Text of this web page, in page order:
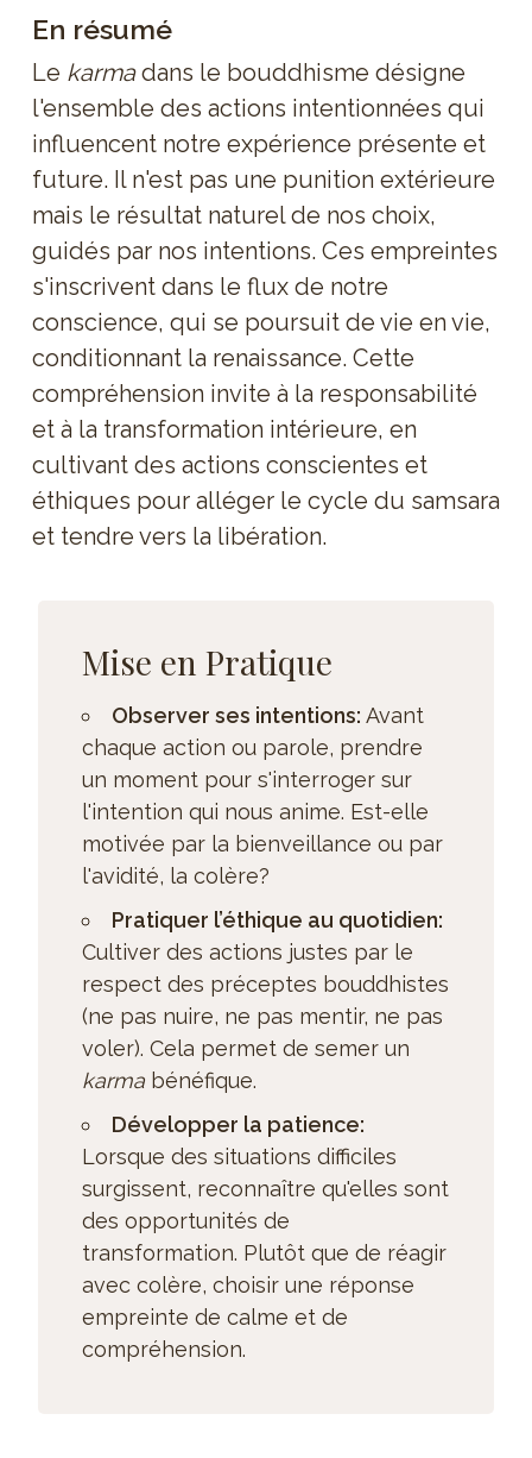
En résumé
Le karmadans le bouddhisme désigne
l'ensemble des actions intentionnées qui
influencent notre expérience présente et
future. Il n'est pas une punition extérieure
mais le résultat naturel de nos choix,
guidés par nos intentions. Ces empreintes
s'inscrivent dans le flux de notre
conscience, qui se poursuit de vie en vie,
conditionnant la renaissance. Cette
compréhension invite à la responsabilité
et à la transformation intérieure, en
cultivant des actions conscientes et
éthiques pour alléger le cycle du samsara
et tendre vers la libération.
Mise en Pratique
Observer ses intentions: Avant
chaque action ou parole, prendre
un moment pour s'interroger sur
l'intention qui nous anime. Est-elle
motivée par la bienveillance ou par
l'avidité, la colère?
Pratiquer l’éthique au quotidien:
Cultiver des actions justes par le
respect des préceptes bouddhistes
(ne pas nuire, ne pas mentir, ne pas
voler). Cela permet de semer un
karma bénéfique.
Développer la patience:
Lorsque des situations difficiles
surgissent, reconnaître qu'elles sont
des opportunités de
transformation. Plutôt que de réagir
avec colère, choisir une réponse
empreinte de calme et de
compréhension.